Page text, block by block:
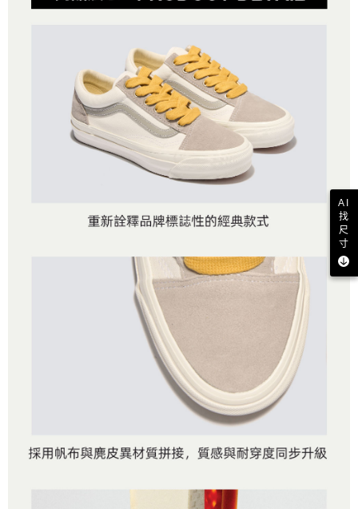
AI
找
尺
寸